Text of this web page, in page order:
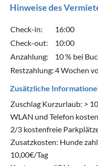
Hinweise des
Check-in:
16:00
Check-out:
10:00
Anzahlung:
10 % bei
Restzahlung:4 Wochen
Zusätzliche
Zuschlag Kurzurlaub: >
WLAN und Telefon
2/3 kostenfreie
Zusatzkosten: Hunde
10,00€/Tag